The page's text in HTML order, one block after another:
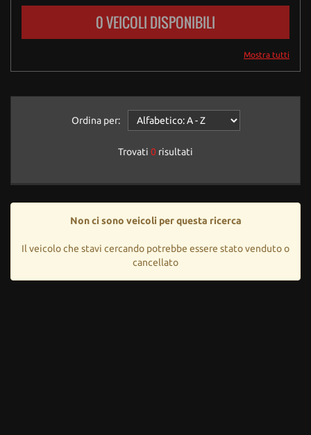
0 VEICOLI DISPONIBILI
Mostra tutti
Ordina per:
Trovati 0 risultati
Non ci sono veicoli per questa ricerca
Il veicolo che stavi cercando potrebbe essere stato venduto o
cancellato